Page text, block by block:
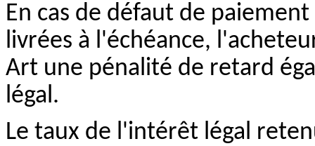
En cas de défaut de
livrées à l'échéance,
Art une pénalité de retard
légal.
Le taux de l'intérêt légal